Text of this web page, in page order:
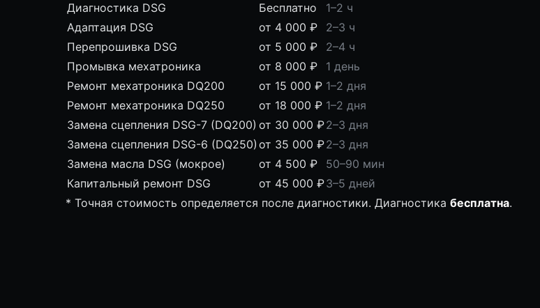
Диагностика DSG
Бесплатно
1–2 ч
Адаптация DSG
от 4 000 ₽
2–3 ч
Перепрошивка DSG
от 5 000 ₽
2–4 ч
Промывка мехатроника
от 8 000 ₽
1 день
Ремонт мехатроника DQ200
от 15 000 ₽ 1–2 дня
Ремонт мехатроника DQ250
от 18 000 ₽ 1–2 дня
Замена сцепления DSG-7 (DQ200) от 30 000 ₽2–3 дня
Замена сцепления DSG-6 (DQ250) от 35 000 ₽2–3 дня
Замена масла DSG (мокрое)
от 4 500 ₽
50–90 мин
Капитальный ремонт DSG
от 45 000 ₽3–5 дней
* Точная стоимость определяется после диагностики. Диагностика бесплатна.